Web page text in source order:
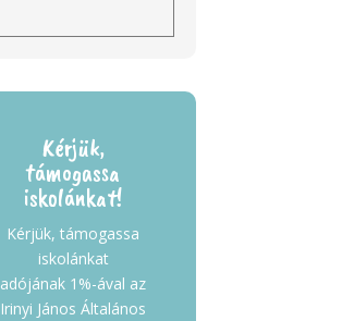
Kérjük,
támogassa
iskolánkat!
Kérjük, támogassa
iskolánkat
adójának 1%-ával az
Irinyi János Általános